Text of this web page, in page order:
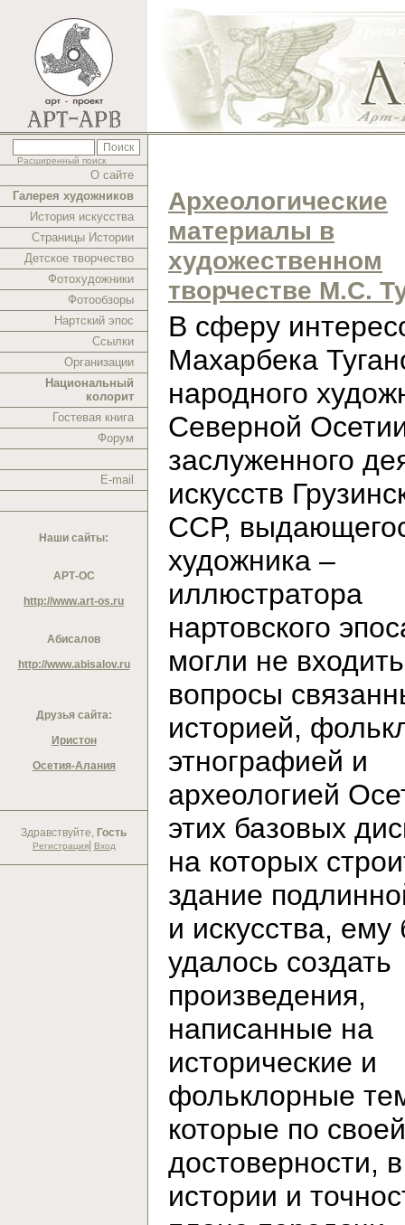
Расширенный поиск
О сайте
Галерея художников
История искусства
Страницы Истории
Детское творчество
Фотохудожники
Фотообзоры
Нартский эпос
Ссылки
Организации
Национальный
колорит
Гостевая книга
Форум
E-mail
Наши сайты:
АРТ-ОС
http://www.art-os.ru
Абисалов
http://www.abisalov.ru
Друзья сайта:
Иристон
Осетия-Алания
Здравствуйте, Гость
Регистрация| Вход
Археологические
материалы в
художественном
творчестве М.С.
В cферу
Махарбека
народного
Северной
заслуженного
искусств
ССР,
художника –
иллюстратора
нартовского
могли не входить
вопросы
историей,
этнографией и
археологией
этих базовых
на которых
здание
и искусства,
удалось создать
произведения,
написанные на
исторические и
фольклорные
которые по своей
достоверности,
истории и